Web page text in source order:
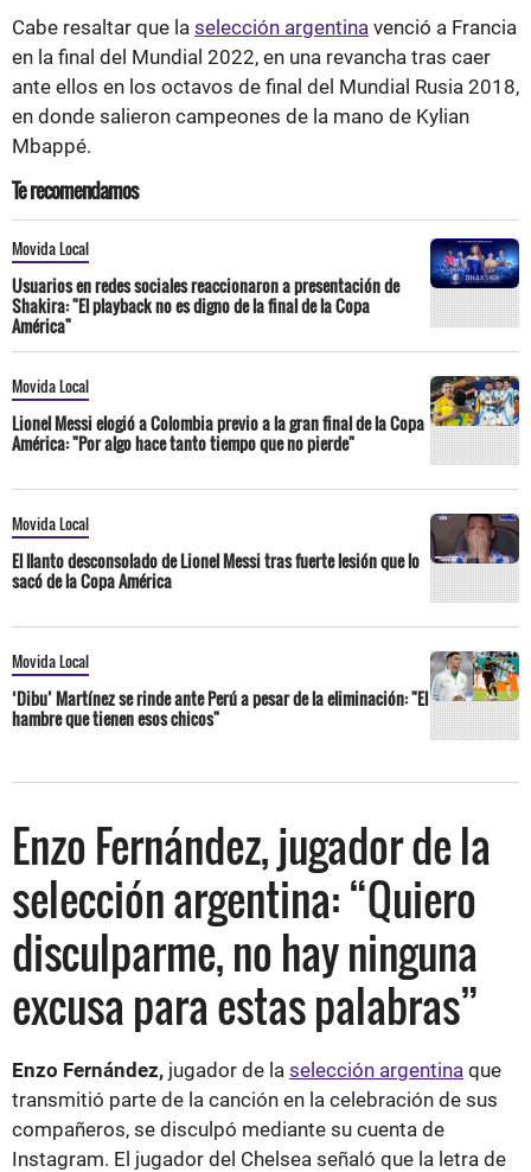
Cabe resaltar que la selección argentina venció a Francia
en la final del Mundial 2022, en una revancha tras caer
ante ellos en los octavos de final del Mundial Rusia 2018,
en donde salieron campeones de la mano de Kylian
Mbappé.
Te recomendamos
Movida Local
Usuarios en redes sociales reaccionaron a presentación de
Shakira: "El playback no es digno de la final de la Copa
América"
Movida Local
Lionel Messi elogió a Colombia previo a la gran final de la Copa
América: "Por algo hace tanto tiempo que no pierde"
Movida Local
El llanto desconsolado de Lionel Messi tras fuerte lesión que lo
sacó de la Copa América
Movida Local
‘Dibu’ Martínez se rinde ante Perú a pesar de la eliminación: "El
hambre que tienen esos chicos"
Enzo Fernández, jugador de la
selección argentina: “Quiero
disculparme, no hay ninguna
excusa para estas palabras”
Enzo Fernández, jugador de la selección argentina que
transmitió parte de la canción en la celebración de sus
compañeros, se disculpó mediante su cuenta de
Instagram. El jugador del Chelsea señaló que la letra de